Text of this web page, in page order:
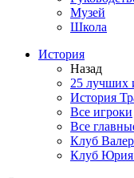
Музей
Школа
История
Назад
25 лучших
История
Все игроки
Все
Клуб
Клуб